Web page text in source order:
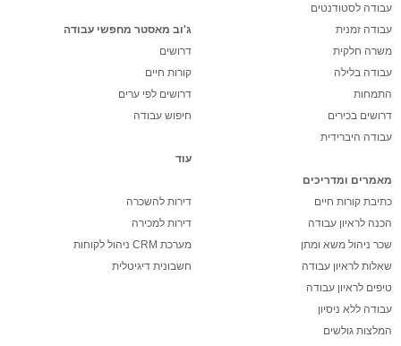
עבודה לסטודנטים
עבודה זמנית
משרה חלקית
עבודה בלילה
התמחות
דרושים בכירים
עבודה היברידית
מאמרים ומדריכים
כתיבת קורות חיים
הכנה לראיון עבודה
שכר ניהול משא ומתן
שאלות לראיון עבודה
טיפים לראיון עבודה
עבודה ללא ניסיון
המלצות גולשים
ג'וב מאסטר מחפשי עבודה
דרושים
קורות חיים
דרושים לפי ערים
חיפוש עבודה
עוד
דירות להשכרה
דירות למכירה
מערכת CRM ניהול לקוחות
חשבונית דיגיטלית